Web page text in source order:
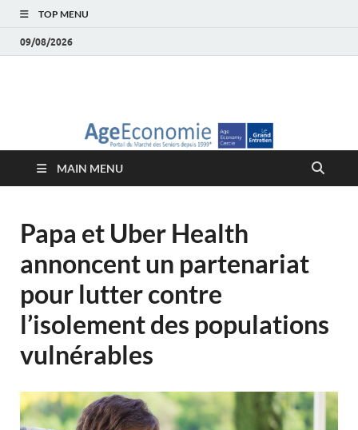
TOP MENU
09/08/2026
économie – Marché
des Seniors
MAIN MENU
Papa et Uber Health
annoncent un partenariat
pour lutter contre
l’isolement des populations
vulnérables